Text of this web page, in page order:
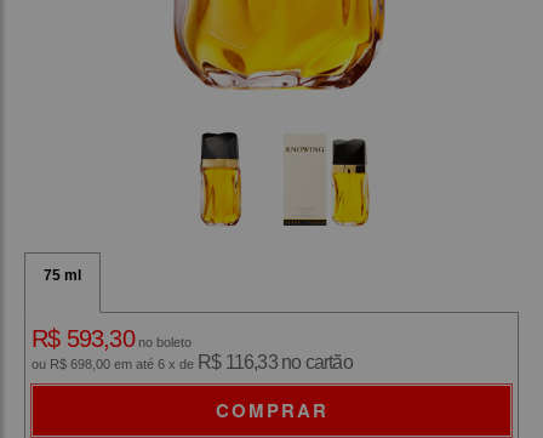
75 ml
R$ 593,30no boleto
ou R$ 698,00 em até 6 x de R$ 116,33 no cartão
COMPRAR